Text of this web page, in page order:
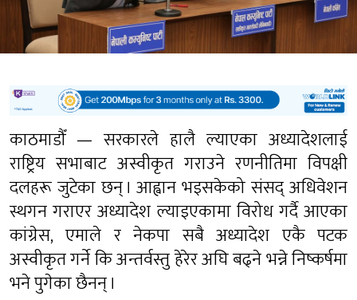
काठमाडौँ — सरकारले हालै ल्याएका अध्यादेशलाई
राष्ट्रिय सभाबाट अस्वीकृत गराउने रणनीतिमा विपक्षी
दलहरू जुटेका छन् । आह्वान भइसकेको संसद् अधिवेशन
स्थगन गराएर अध्यादेश ल्याइएकामा विरोध गर्दै आएका
कांग्रेस, एमाले र नेकपा सबै अध्यादेश एकै पटक
अस्वीकृत गर्ने कि अन्तर्वस्तु हेरेर अघि बढ्ने भन्ने निष्कर्षमा
भने पुगेका छैनन् ।